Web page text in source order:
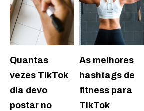
Quantas
vezes TikTok
dia devo
postar no
As melhores
hashtags de
fitness para
TikTok